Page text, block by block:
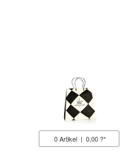
0Artikel | 0,00 ?*